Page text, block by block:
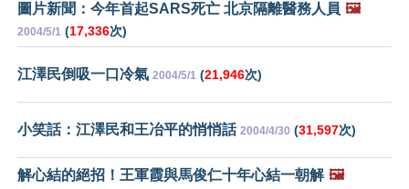
圖片新聞：今年首起SARS死亡 北京隔離醫務人員 🖼️
2004/5/1 (17,336次)
江澤民倒吸一口冷氣 2004/5/1 (21,946次)
小笑話：江澤民和王冶平的悄悄話 2004/4/30 (31,597次)
解心結的絕招！王軍霞與馬俊仁十年心結一朝解 🖼️